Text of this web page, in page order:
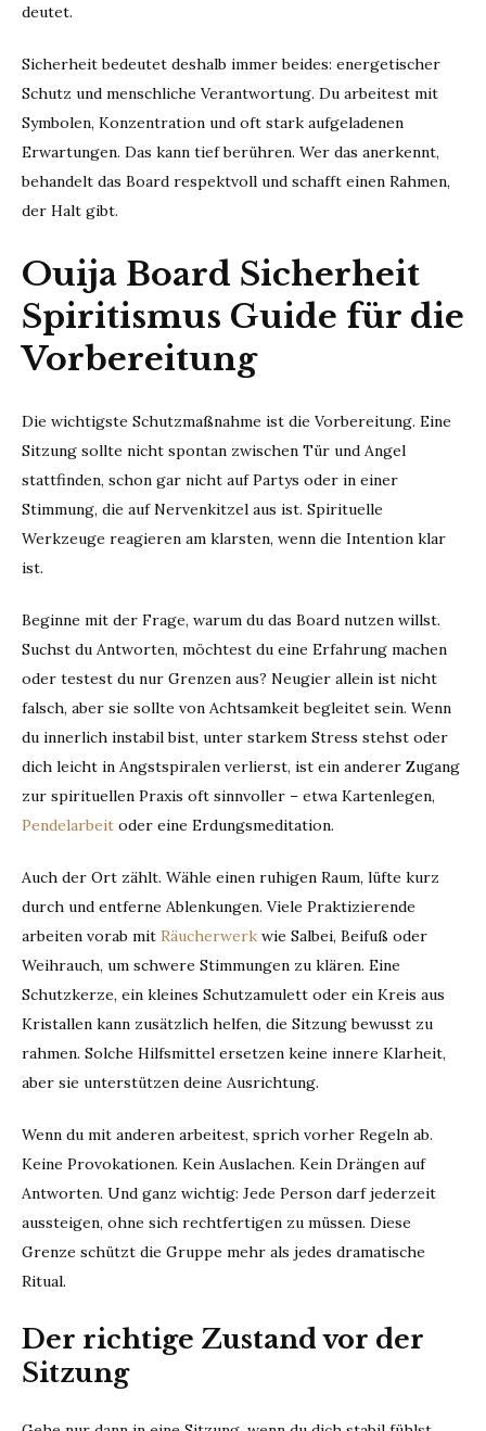
deutet.
Sicherheit bedeutet deshalb immer beides: energetischer
Schutz und menschliche Verantwortung. Du arbeitest mit
Symbolen, Konzentration und oft stark aufgeladenen
Erwartungen. Das kann tief berühren. Wer das anerkennt,
behandelt das Board respektvoll und schafft einen Rahmen,
der Halt gibt.
Ouija Board Sicherheit
Spiritismus Guide für die
Vorbereitung
Die wichtigste Schutzmaßnahme ist die Vorbereitung. Eine
Sitzung sollte nicht spontan zwischen Tür und Angel
stattfinden, schon gar nicht auf Partys oder in einer
Stimmung, die auf Nervenkitzel aus ist. Spirituelle
Werkzeuge reagieren am klarsten, wenn die Intention klar
ist.
Beginne mit der Frage, warum du das Board nutzen willst.
Suchst du Antworten, möchtest du eine Erfahrung machen
oder testest du nur Grenzen aus? Neugier allein ist nicht
falsch, aber sie sollte von Achtsamkeit begleitet sein. Wenn
du innerlich instabil bist, unter starkem Stress stehst oder
dich leicht in Angstspiralen verlierst, ist ein anderer Zugang
zur spirituellen Praxis oft sinnvoller – etwa Kartenlegen,
Pendelarbeit oder eine Erdungsmeditation.
Auch der Ort zählt. Wähle einen ruhigen Raum, lüfte kurz
durch und entferne Ablenkungen. Viele Praktizierende
arbeiten vorab mit Räucherwerk wie Salbei, Beifuß oder
Weihrauch, um schwere Stimmungen zu klären. Eine
Schutzkerze, ein kleines Schutzamulett oder ein Kreis aus
Kristallen kann zusätzlich helfen, die Sitzung bewusst zu
rahmen. Solche Hilfsmittel ersetzen keine innere Klarheit,
aber sie unterstützen deine Ausrichtung.
Wenn du mit anderen arbeitest, sprich vorher Regeln ab.
Keine Provokationen. Kein Auslachen. Kein Drängen auf
Antworten. Und ganz wichtig: Jede Person darf jederzeit
aussteigen, ohne sich rechtfertigen zu müssen. Diese
Grenze schützt die Gruppe mehr als jedes dramatische
Ritual.
Der richtige Zustand vor der
Sitzung